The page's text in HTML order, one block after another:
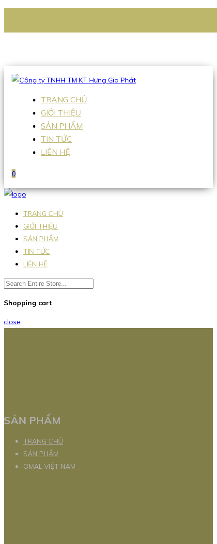
Hotline:0938 336 079
TRANG CHỦ
GIỚI THIỆU
SẢN PHẨM
TIN TỨC
LIÊN HỆ
0
TRANG CHỦ
GIỚI THIỆU
SẢN PHẨM
TIN TỨC
LIÊN HỆ
Shopping cart
close
SẢN PHẨM
TRANG CHỦ
SẢN PHẨM
OMAL VIỆT NAM